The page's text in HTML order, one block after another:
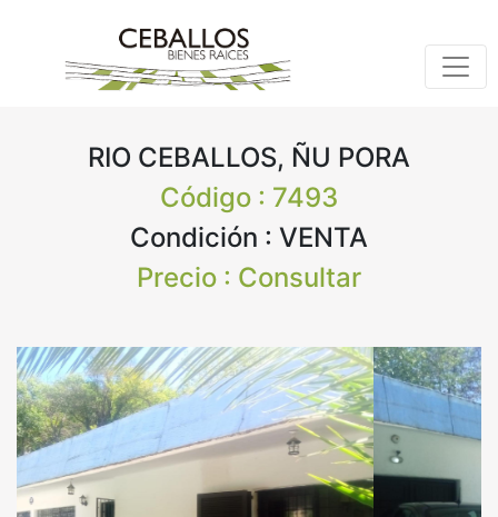
RIO CEBALLOS, ÑU PORA
Código : 7493
Condición : VENTA
Precio : Consultar